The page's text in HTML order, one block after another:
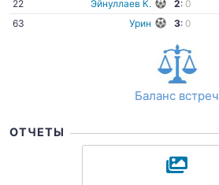
22
Эйнуллаев К. 2: 0
63
Урин 3: 0
Баланс встреч
ОТЧЕТЫ